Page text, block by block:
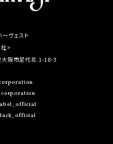
ヴェスト
>
阪市足代北 1-18-3